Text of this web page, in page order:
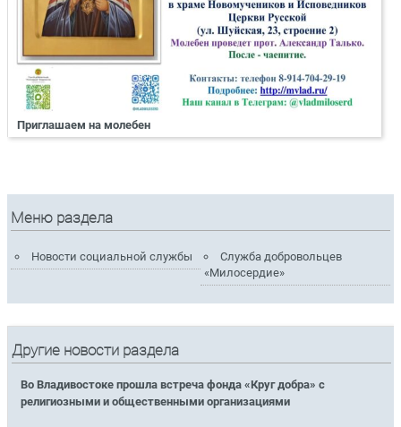
Приглашаем на молебен
Меню раздела
Новости социальной службы
Служба добровольцев
«Милосердие»
Другие новости раздела
Во Владивостоке прошла встреча фонда «Круг добра» с
религиозными и общественными организациями